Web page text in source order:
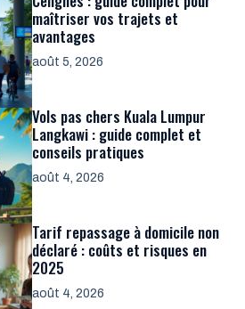
maîtriser vos trajets et
avantages
août 5, 2026
Vols pas chers Kuala Lumpur
Langkawi : guide complet et
conseils pratiques
août 4, 2026
Tarif repassage à domicile non
déclaré : coûts et risques en
2025
août 4, 2026